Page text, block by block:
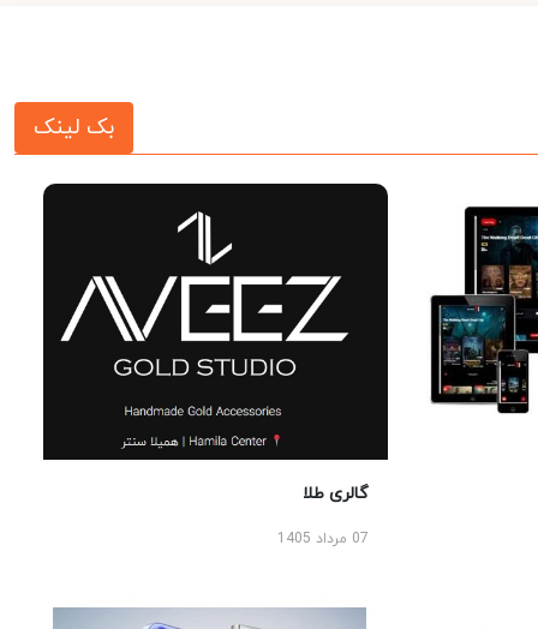
بک لینک
گالری طلا
07 مرداد 1405